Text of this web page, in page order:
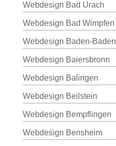
Webdesign Bad Urach
Webdesign Bad Wimpfen
Webdesign Baden-Baden
Webdesign Baiersbronn
Webdesign Balingen
Webdesign Beilstein
Webdesign Bempflingen
Webdesign Bensheim